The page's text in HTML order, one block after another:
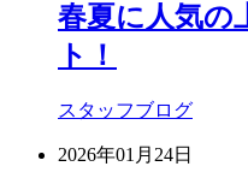
春夏に人気の
ト！
スタッフブログ
2026年01月24日